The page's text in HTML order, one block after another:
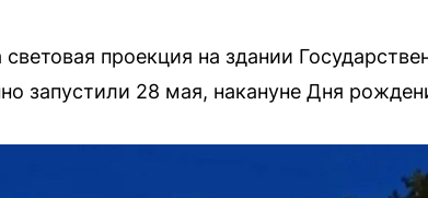
проекция на здании
запустили 28 мая, накануне Дня